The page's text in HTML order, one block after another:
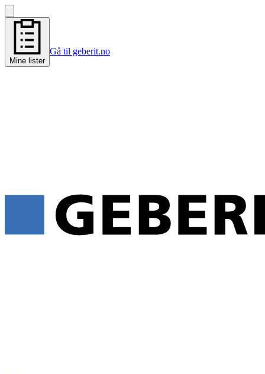
Mine lister
Gå til geberit.no